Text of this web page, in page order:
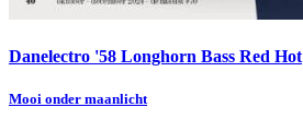
Danelectro '58 Longhorn Bass Red Hot
Mooi onder maanlicht